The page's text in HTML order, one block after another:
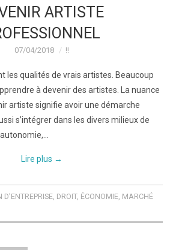
ARTISTE
07/04/2018 !!
les qualités de vrais artistes. Beaucoup
à devenir des artistes. La nuance
artiste signifie avoir une démarche
s’intégrer dans les divers milieux de
Lire plus →
D'ENTREPRISE, DROIT, ÉCONOMIE, MARCHÉ